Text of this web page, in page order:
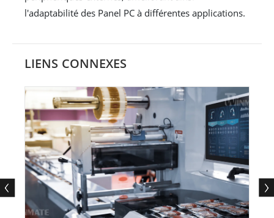
l'adaptabilité des Panel PC à différentes applications.
LIENS CONNEXES